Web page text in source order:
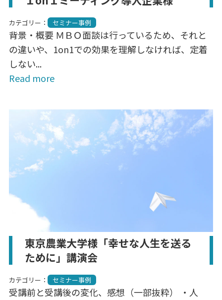
カテゴリー： セミナー事例
背景・概要 ＭＢＯ面談は行っているため、それと
の違いや、1on1での効果を理解しなければ、定着
しない...
Read more
東京農業大学様「幸せな人生を送る
ために」講演会
カテゴリー： セミナー事例
受講前と受講後の変化、感想（一部抜粋） ・人